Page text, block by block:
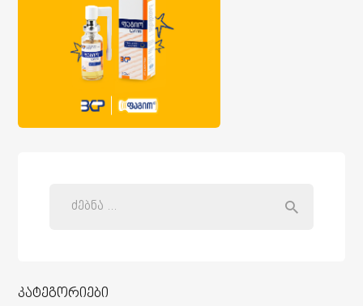
კატეგორიები